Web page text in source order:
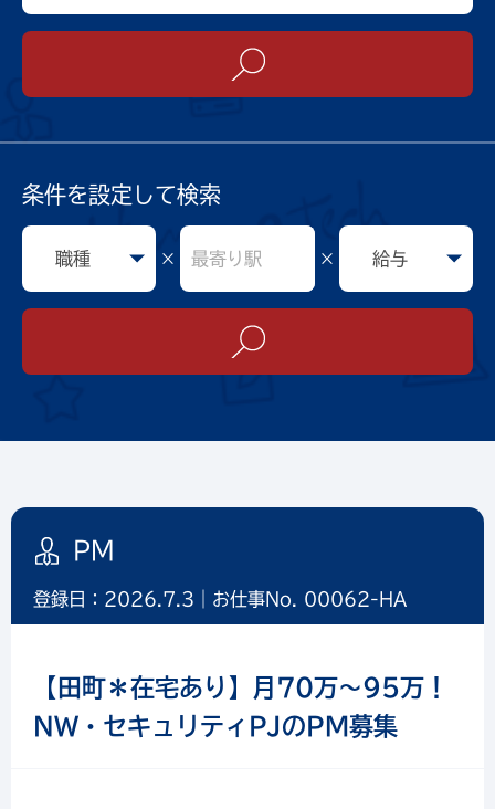
条件を設定して検索
× ×
PM
登録日：2026.7.3｜お仕事No. 00062-HA
【田町＊在宅あり】月70万～95万！
NW・セキュリティPJのPM募集